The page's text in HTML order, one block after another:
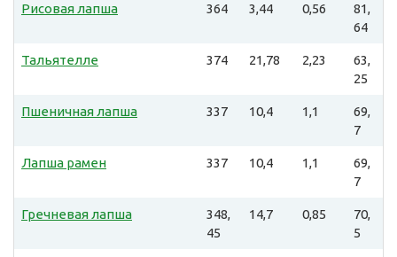
Рисовая лапша 364 3,44 0,56
81,
64
Тальятелле 374 21,78 2,23
63,
25
Пшеничная лапша 337 10,4 1,1
69,
7
Лапша рамен 337 10,4 1,1
69,
7
Гречневая лапша
348,
45
14,7 0,85
70,
5